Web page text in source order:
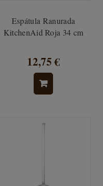
Espátula Ranurada
KitchenAid Roja 34 cm
12,75 €